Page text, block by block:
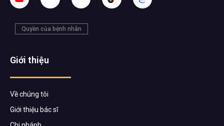
Quyền của bệnh nhân
Giới thiệu
Về chúng tôi
Giới thiệu bác sĩ